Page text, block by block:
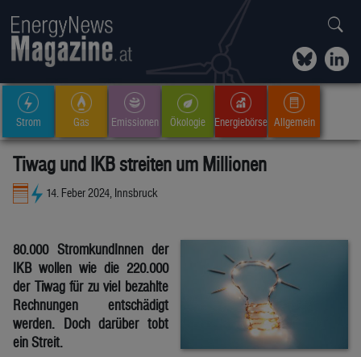
Strom Gas Emissionen Ökologie Energiebörse Allgemein
Tiwag und IKB streiten um Millionen
14. Feber 2024, Innsbruck
80.000 StromkundInnen der
IKB wollen wie die 220.000
der Tiwag für zu viel bezahlte
Rechnungen entschädigt
werden. Doch darüber tobt
ein Streit.